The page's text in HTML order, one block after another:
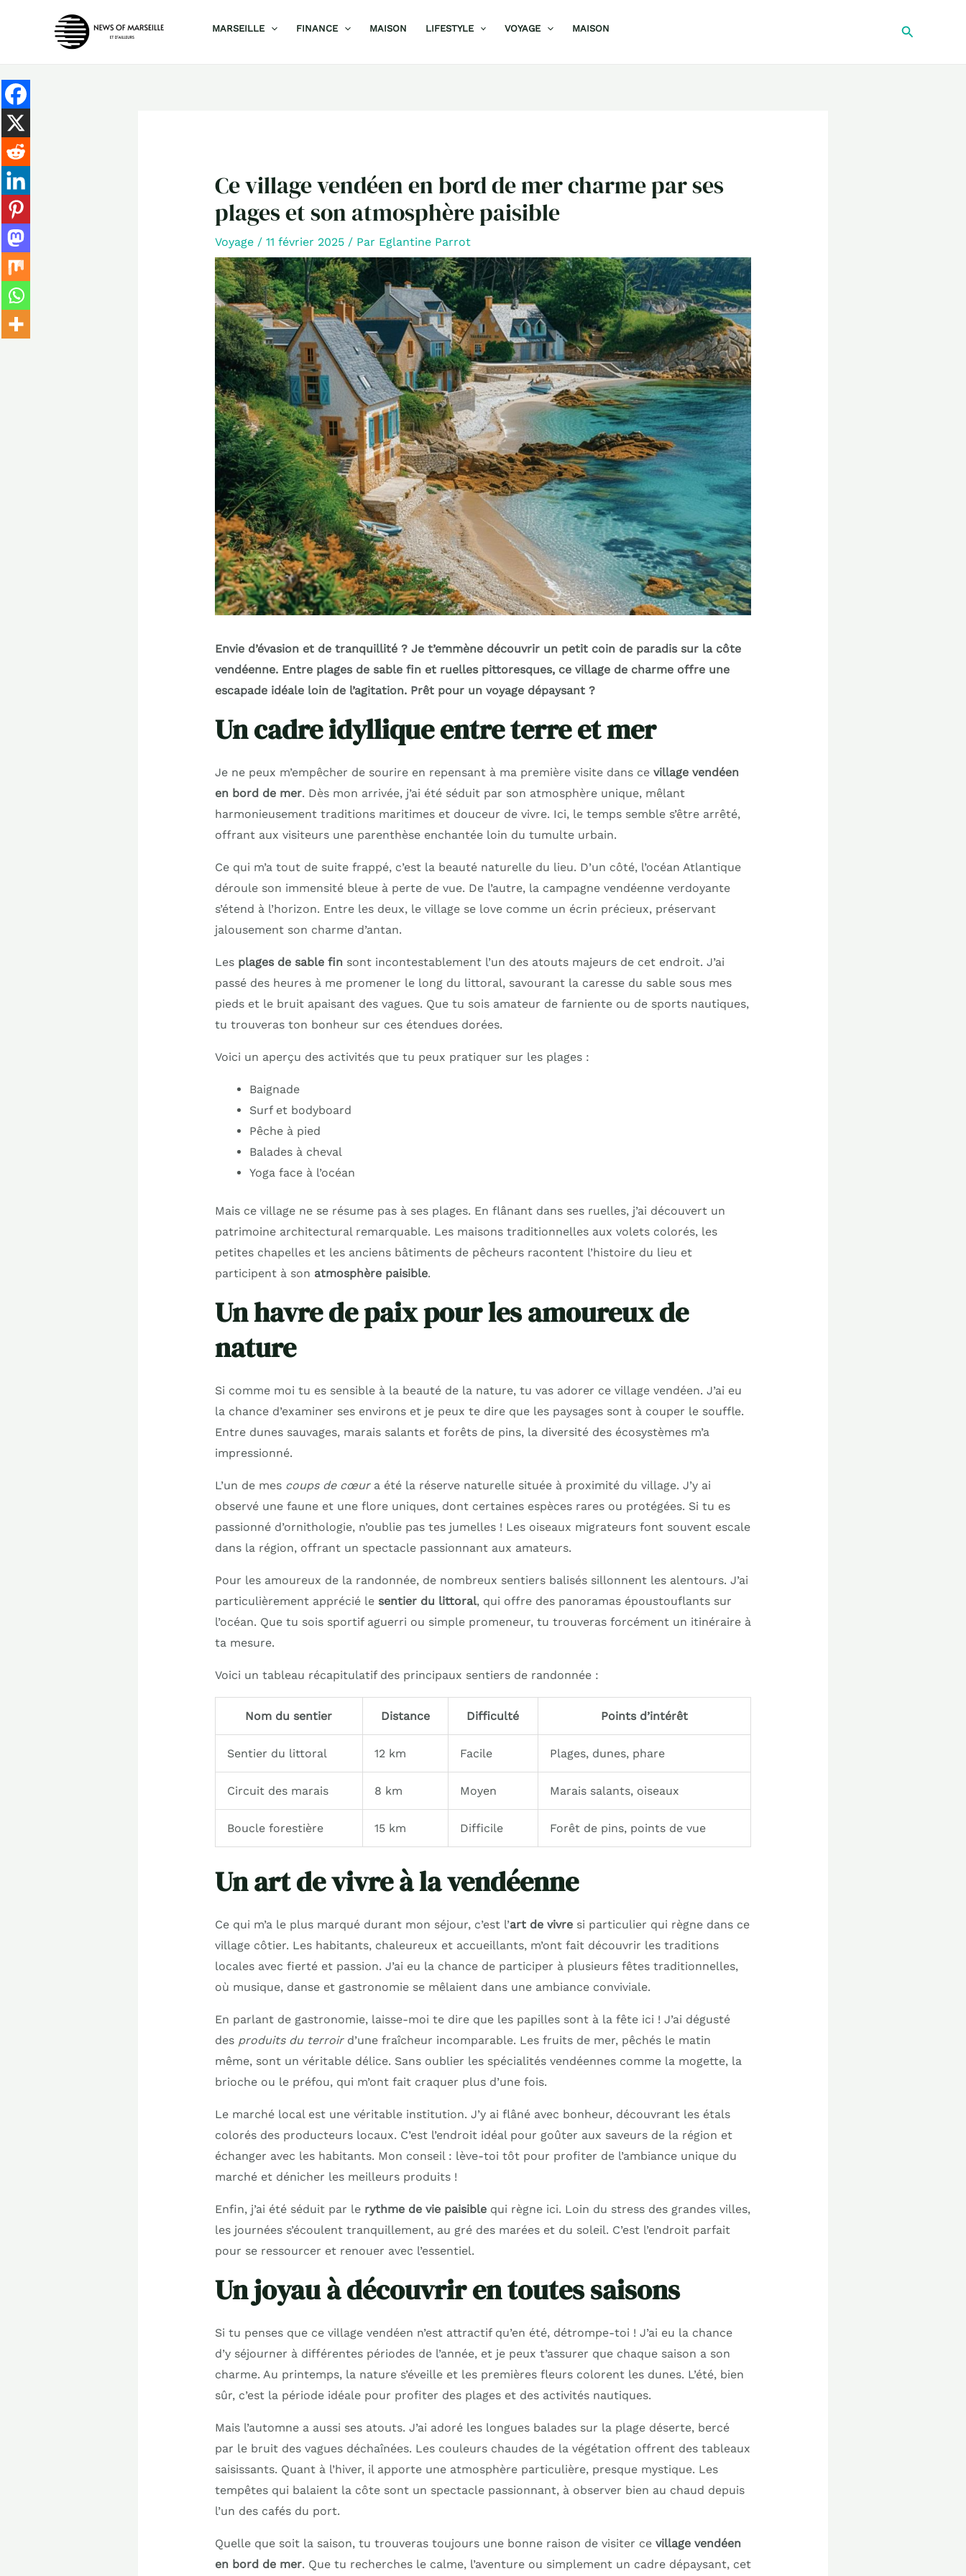
MARSEILLE FINANCE MAISON LIFESTYLE VOYAGE MAISON
Ce village vendéen en bord de mer charme par ses
plages et son atmosphère paisible
Voyage/ 11 février 2025 / Par Eglantine Parrot
Envie d’évasion et de tranquillité ? Je t’emmène découvrir un petit coin de paradis sur la côte
vendéenne. Entre plages de sable fin et ruelles pittoresques, ce village de charme offre une
escapade idéale loin de l’agitation. Prêt pour un voyage dépaysant ?
Un cadre idyllique entre terre et mer
Je ne peux m’empêcher de sourire en repensant à ma première visite dans ce village vendéen
en bord de mer. Dès mon arrivée, j’ai été séduit par son atmosphère unique, mêlant
harmonieusement traditions maritimes et douceur de vivre. Ici, le temps semble s’être arrêté,
offrant aux visiteurs une parenthèse enchantée loin du tumulte urbain.
Ce qui m’a tout de suite frappé, c’est la beauté naturelle du lieu. D’un côté, l’océan Atlantique
déroule son immensité bleue à perte de vue. De l’autre, la campagne vendéenne verdoyante
s’étend à l’horizon. Entre les deux, le village se love comme un écrin précieux, préservant
jalousement son charme d’antan.
Les plages de sable finsont incontestablement l’un des atouts majeurs de cet endroit. J’ai
passé des heures à me promener le long du littoral, savourant la caresse du sable sous mes
pieds et le bruit apaisant des vagues. Que tu sois amateur de farniente ou de sports nautiques,
tu trouveras ton bonheur sur ces étendues dorées.
Voici un aperçu des activités que tu peux pratiquer sur les plages :
Baignade
Surf et bodyboard
Pêche à pied
Balades à cheval
Yoga face à l’océan
Mais ce village ne se résume pas à ses plages. En flânant dans ses ruelles, j’ai découvert un
patrimoine architectural remarquable. Les maisons traditionnelles aux volets colorés, les
petites chapelles et les anciens bâtiments de pêcheurs racontent l’histoire du lieu et
participent à son atmosphère paisible.
Un havre de paix pour les amoureux de
nature
Si comme moi tu es sensible à la beauté de la nature, tu vas adorer ce village vendéen. J’ai eu
la chance d’examiner ses environs et je peux te dire que les paysages sont à couper le souffle.
Entre dunes sauvages, marais salants et forêts de pins, la diversité des écosystèmes m’a
impressionné.
L’un de mes coups de cœura été la réserve naturelle située à proximité du village. J’y ai
observé une faune et une flore uniques, dont certaines espèces rares ou protégées. Si tu es
passionné d’ornithologie, n’oublie pas tes jumelles ! Les oiseaux migrateurs font souvent escale
dans la région, offrant un spectacle passionnant aux amateurs.
Pour les amoureux de la randonnée, de nombreux sentiers balisés sillonnent les alentours. J’ai
particulièrement apprécié le sentier du littoral, qui offre des panoramas époustouflants sur
l’océan. Que tu sois sportif aguerri ou simple promeneur, tu trouveras forcément un itinéraire à
ta mesure.
Voici un tableau récapitulatif des principaux sentiers de randonnée :
Nom du sentier Distance Difficulté Points d’intérêt
Sentier du littoral 12 km Facile Plages, dunes, phare
Circuit des marais 8 km Moyen Marais salants, oiseaux
Boucle forestière 15 km Difficile Forêt de pins, points de vue
Un art de vivre à la vendéenne
Ce qui m’a le plus marqué durant mon séjour, c’est l’art de vivresi particulier qui règne dans ce
village côtier. Les habitants, chaleureux et accueillants, m’ont fait découvrir les traditions
locales avec fierté et passion. J’ai eu la chance de participer à plusieurs fêtes traditionnelles,
où musique, danse et gastronomie se mêlaient dans une ambiance conviviale.
En parlant de gastronomie, laisse-moi te dire que les papilles sont à la fête ici ! J’ai dégusté
des produits du terroird’une fraîcheur incomparable. Les fruits de mer, pêchés le matin
même, sont un véritable délice. Sans oublier les spécialités vendéennes comme la mogette, la
brioche ou le préfou, qui m’ont fait craquer plus d’une fois.
Le marché local est une véritable institution. J’y ai flâné avec bonheur, découvrant les étals
colorés des producteurs locaux. C’est l’endroit idéal pour goûter aux saveurs de la région et
échanger avec les habitants. Mon conseil : lève-toi tôt pour profiter de l’ambiance unique du
marché et dénicher les meilleurs produits !
Enfin, j’ai été séduit par le rythme de vie paisiblequi règne ici. Loin du stress des grandes villes,
les journées s’écoulent tranquillement, au gré des marées et du soleil. C’est l’endroit parfait
pour se ressourcer et renouer avec l’essentiel.
Un joyau à découvrir en toutes saisons
Si tu penses que ce village vendéen n’est attractif qu’en été, détrompe-toi ! J’ai eu la chance
d’y séjourner à différentes périodes de l’année, et je peux t’assurer que chaque saison a son
charme. Au printemps, la nature s’éveille et les premières fleurs colorent les dunes. L’été, bien
sûr, c’est la période idéale pour profiter des plages et des activités nautiques.
Mais l’automne a aussi ses atouts. J’ai adoré les longues balades sur la plage déserte, bercé
par le bruit des vagues déchaînées. Les couleurs chaudes de la végétation offrent des tableaux
saisissants. Quant à l’hiver, il apporte une atmosphère particulière, presque mystique. Les
tempêtes qui balaient la côte sont un spectacle passionnant, à observer bien au chaud depuis
l’un des cafés du port.
Quelle que soit la saison, tu trouveras toujours une bonne raison de visiter ce village vendéen
en bord de mer. Que tu recherches le calme, l’aventure ou simplement un cadre dépaysant, cet